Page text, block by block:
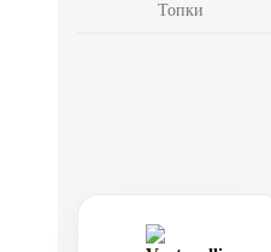
Топки